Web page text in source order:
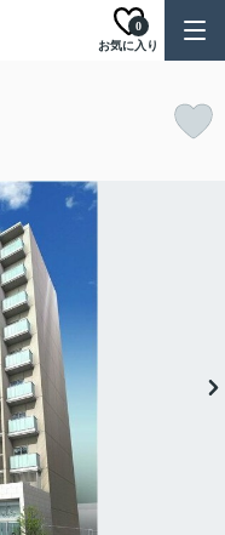
お気に入り
0